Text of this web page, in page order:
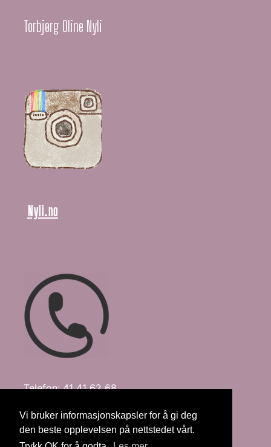
Vi bruker informasjonskapsler for å gi deg
den beste opplevelsen på nettstedet vårt.
Torbjørg Oline Nyli
Nyli.no
Telefon: 41 41 62 68